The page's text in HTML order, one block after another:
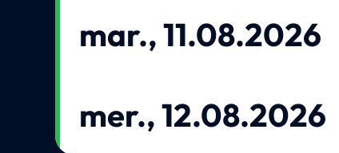
mar., 11.08.2026
mer., 12.08.2026